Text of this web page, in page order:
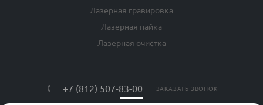
Лазерная гравировка
Лазерная пайка
Лазерная очистка
+7 (812) 507-83-00 ЗАКАЗАТЬ ЗВОНОК